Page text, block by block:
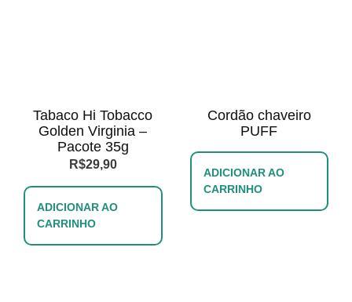
Tabaco Hi Tobacco
Golden Virginia –
Pacote 35g
R$29,90
ADICIONAR AO
CARRINHO
Cordão chaveiro
PUFF
ADICIONAR AO
CARRINHO